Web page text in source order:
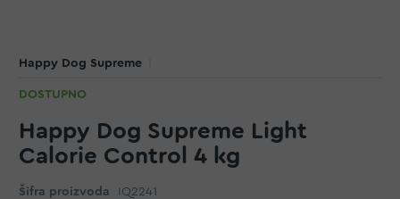
Happy Dog Supreme
DOSTUPNO
Happy Dog Supreme Light
Calorie Control 4 kg
Šifra proizvoda IQ2241